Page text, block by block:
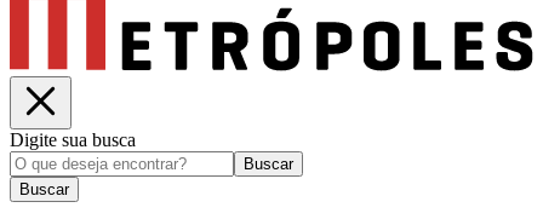
Digite sua busca
Buscar
Buscar